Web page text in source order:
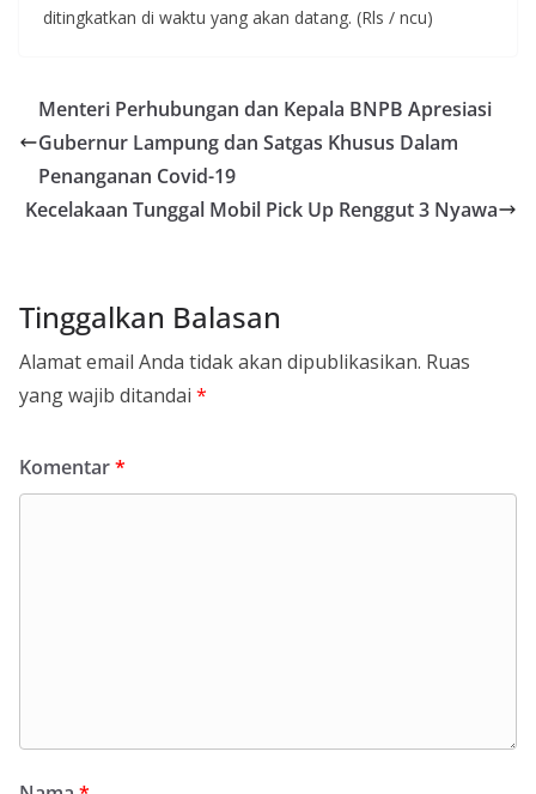
ditingkatkan di waktu yang akan datang. (Rls / ncu)
Menteri Perhubungan dan Kepala BNPB Apresiasi
Gubernur Lampung dan Satgas Khusus Dalam
Penanganan Covid-19
Kecelakaan Tunggal Mobil Pick Up Renggut 3 Nyawa
Tinggalkan Balasan
Alamat email Anda tidak akan dipublikasikan. Ruas
yang wajib ditandai *
Komentar*